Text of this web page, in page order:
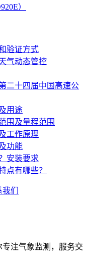
）
验证方式
气动态管控
二十四届中国高速公
用途
围及量程范围
工作原理
功能
安装要求
点有哪些？
们
注气象监测，服务交